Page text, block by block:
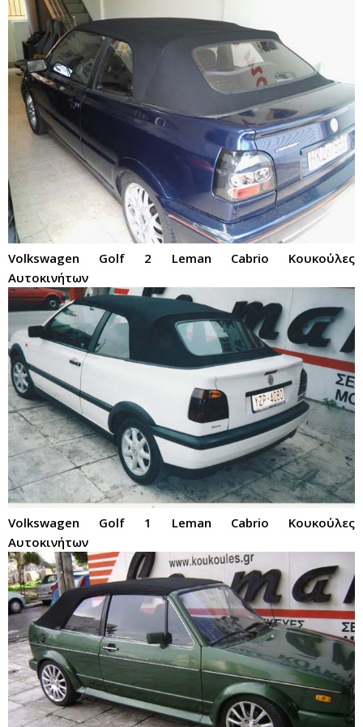
Volkswagen Golf 2 Leman Cabrio Κουκούλες
Αυτοκινήτων
Volkswagen Golf 1 Leman Cabrio Κουκούλες
Αυτοκινήτων